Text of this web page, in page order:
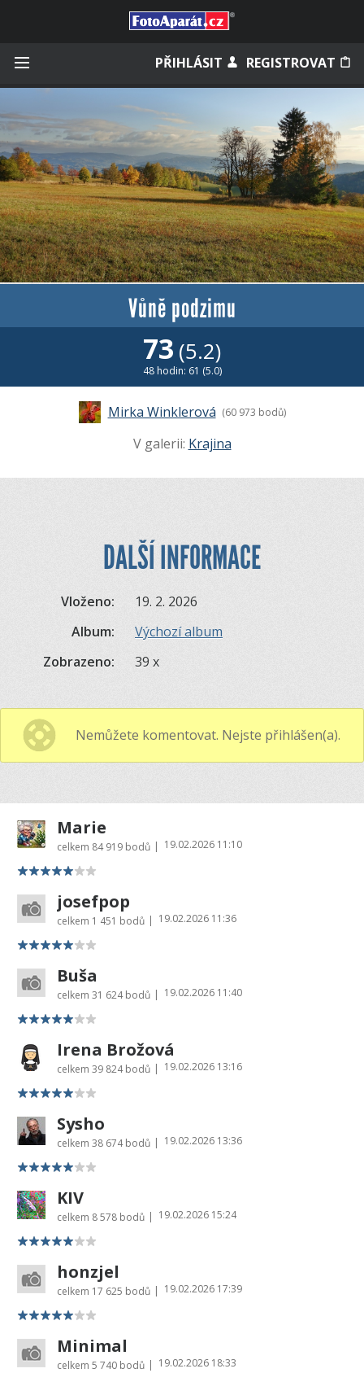
PŘIHLÁSIT REGISTROVAT
Zapamatovat
Zapomněli jste heslo?
Měli jste účet na starém webu?
Vůně podzimu
73 (5.2)
48 hodin: 61 (5.0)
Mirka Winklerová (60 973 bodů)
V galerii: Krajina
DALŠÍ INFORMACE
Vloženo:
19. 2. 2026
Album:
Výchozí album
Zobrazeno:
39 x
Nemůžete komentovat. Nejste přihlášen(a).
Marie
celkem 84 919 bodů | 19.02.2026 11:10
josefpop
celkem 1 451 bodů | 19.02.2026 11:36
Buša
celkem 31 624 bodů | 19.02.2026 11:40
Irena Brožová
celkem 39 824 bodů | 19.02.2026 13:16
Sysho
celkem 38 674 bodů | 19.02.2026 13:36
KIV
celkem 8 578 bodů | 19.02.2026 15:24
honzjel
celkem 17 625 bodů | 19.02.2026 17:39
Minimal
celkem 5 740 bodů | 19.02.2026 18:33